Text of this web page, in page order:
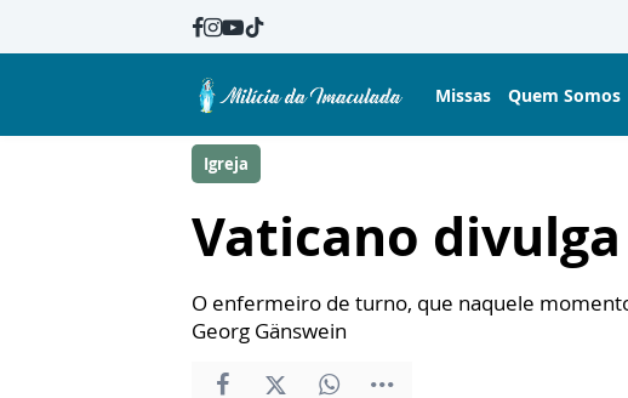
Missas Quem Somos
Igreja
Vaticano
O enfermeiro de turno, que naquele
Georg Gänswein